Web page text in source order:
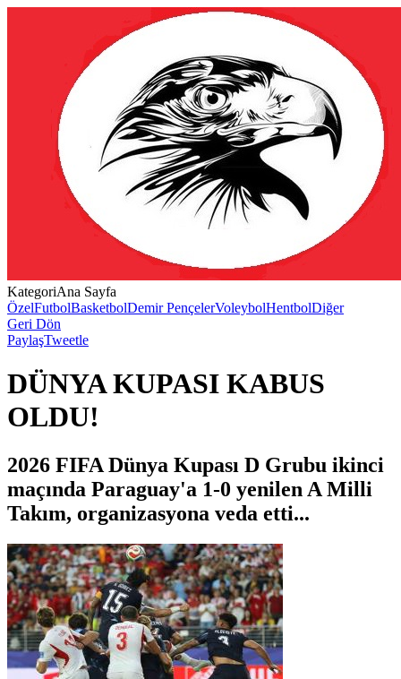
KategoriAna Sayfa
ÖzelFutbolBasketbolDemir PençelerVoleybolHentbolDiğer
Geri Dön
PaylaşTweetle
DÜNYA KUPASI KABUS
OLDU!
2026 FIFA Dünya Kupası D Grubu ikinci
maçında Paraguay'a 1-0 yenilen A Milli
Takım, organizasyona veda etti...